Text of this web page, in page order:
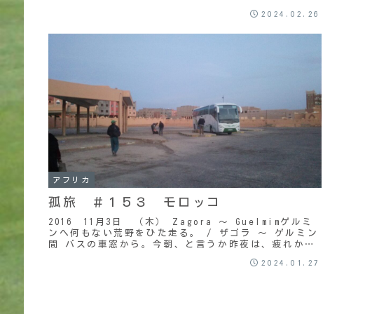
2024.02.26
アフリカ
孤旅 ＃１５３ モロッコ
2016 11月3日 （木） Zagora ～ Guelmimゲルミ
ンへ何もない荒野をひた走る。 / ザゴラ ～ ゲルミン
間 バスの車窓から。今朝、と言うか昨夜は、疲れから
2024.01.27